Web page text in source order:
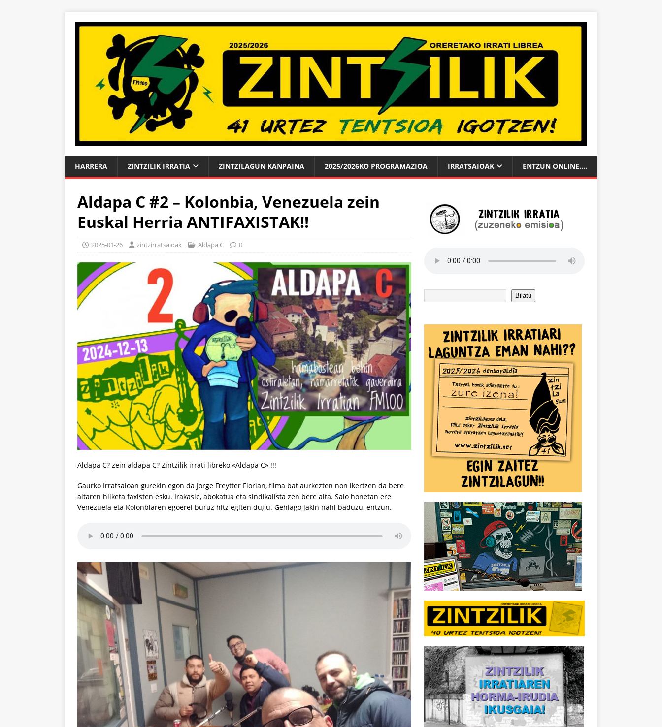
HARRERA ZINTZILIK IRRATIA ZINTZILAGUN KANPAINA 2025/2026KO PROGRAMAZIOA IRRATSAIOAK ENTZUN ONLINE….
Aldapa C #2 – Kolonbia, Venezuela zein
Euskal Herria ANTIFAXISTAK!!
2025-01-26 zintzirratsaioak Aldapa C 0
Aldapa C? zein aldapa C? Zintzilik irrati libreko «Aldapa C» !!!
Gaurko Irratsaioan gurekin egon da Jorge Freytter Florian, filma bat aurkezten non ikertzen da bere
aitaren hilketa faxisten esku. Irakasle, abokatua eta sindikalista zen bere aita. Saio honetan ere
Venezuela eta Kolonbiaren egoerei buruz hitz egiten dugu. Gehiago jakin nahi baduzu, entzun.
Bilatu